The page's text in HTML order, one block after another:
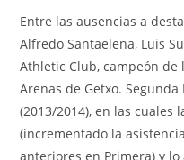
Entre las ausencias a
Alfredo Santaelena, Luis
Athletic Club, campeón
Arenas de Getxo.
(2013/2014), en las
(incrementado la
anteriores en Primera) y